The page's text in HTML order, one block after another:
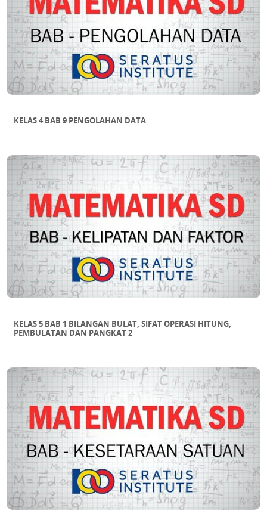
KELAS 4 BAB 9 PENGOLAHAN DATA
KELAS 5 BAB 1 BILANGAN BULAT, SIFAT OPERASI HITUNG,
PEMBULATAN DAN PANGKAT 2